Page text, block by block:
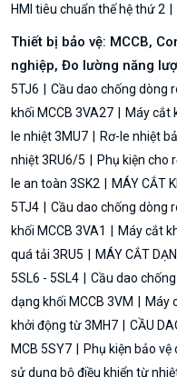
HMI tiêu chuẩn thế hệ thứ 2
Thiết bị bảo vệ: MCCB,
nghiệp, Đo lường năng
5TJ6
Cầu dao chống dòng
khối MCCB 3VA27
Máy cắt
le nhiệt 3MU7
Rơ-le nhiệt
nhiệt 3RU6/5
Phụ kiện cho
le an toàn 3SK2
MÁY CẮT
5TJ4
Cầu dao chống dòng
khối MCCB 3VA1
Máy cắt
quá tải 3RU5
MÁY CẮT
5SL6 - 5SL4
Cầu dao
dạng khối MCCB 3VM
Máy
khởi động từ 3MH7
CẦU
MCB 5SY7
Phụ kiện bảo
sử dụng bộ điều khiển từ